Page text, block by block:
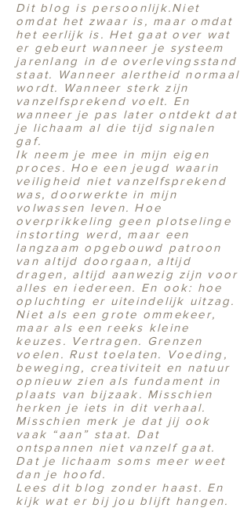
Dit blog is persoonlijk.Niet
omdat het zwaar is, maar omdat
het eerlijk is. Het gaat over wat
er gebeurt wanneer je systeem
jarenlang in de overlevingsstand
staat. Wanneer alertheid normaal
wordt. Wanneer sterk zijn
vanzelfsprekend voelt. En
wanneer je pas later ontdekt dat
je lichaam al die tijd signalen
gaf.
Ik neem je mee in mijn eigen
proces. Hoe een jeugd waarin
veiligheid niet vanzelfsprekend
was, doorwerkte in mijn
volwassen leven. Hoe
overprikkeling geen plotselinge
instorting werd, maar een
langzaam opgebouwd patroon
van altijd doorgaan, altijd
dragen, altijd aanwezig zijn voor
alles en iedereen. En ook: hoe
opluchting er uiteindelijk uitzag.
Niet als een grote ommekeer,
maar als een reeks kleine
keuzes. Vertragen. Grenzen
voelen. Rust toelaten. Voeding,
beweging, creativiteit en natuur
opnieuw zien als fundament in
plaats van bijzaak. Misschien
herken je iets in dit verhaal.
Misschien merk je dat jij ook
vaak “aan” staat. Dat
ontspannen niet vanzelf gaat.
Dat je lichaam soms meer weet
dan je hoofd.
Lees dit blog zonder haast. En
kijk wat er bij jou blijft hangen.